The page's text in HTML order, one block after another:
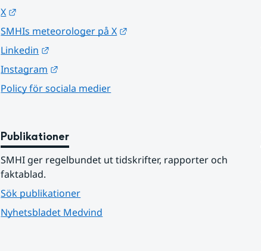
X
SMHIs meteorologer på X
Linkedin
Instagram
Policy för sociala medier
Publikationer
SMHI ger regelbundet ut tidskrifter, rapporter och
faktablad.
Sök publikationer
Nyhetsbladet Medvind